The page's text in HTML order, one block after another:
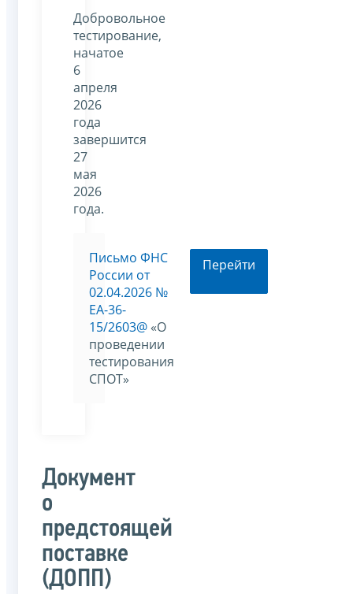
Добровольное
тестирование,
начатое
6
апреля
2026
года
завершится
27
мая
2026
года.
Письмо ФНС
России от
02.04.2026 №
ЕА-36-
15/2603@ «О
проведении
тестирования
СПОТ»
Перейти
Документ
о
предстоящей
поставке
(ДОПП)